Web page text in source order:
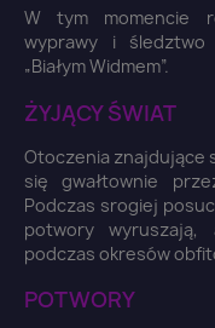
W tym momencie
wyprawy i śledztwo
„Białym Widmem”.
ŻYJĄCY ŚWIAT
Otoczenia znajdujące
się gwałtownie
Podczas srogiej
potwory
podczas okresów
POTWORY